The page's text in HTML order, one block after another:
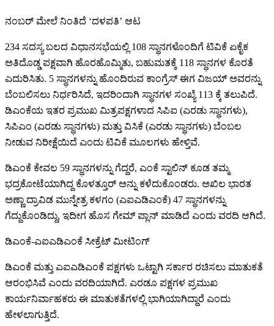
ನಂಬರ್​​​ ಮೇಲೆ ನಿಂತಿದೆ ‘ದಳಪತಿ’ ಆಟ
234 ಸದಸ್ಯ ಬಲದ ವಿಧಾನಸಭೆಯಲ್ಲಿ 108 ಸ್ಥಾನಗಳೊಂದಿಗೆ ಟಿವಿಕೆ ಏಕೈಕ
ಅತಿದೊಡ್ಡ ಪಕ್ಷವಾಗಿ ಹೊರಹೊಮ್ಮಿತು, ಬಹುಮತಕ್ಕೆ 118 ಸ್ಥಾನಗಳ ಕೊರತೆ
ಎದುರಿಸಿತು. 5 ಸ್ಥಾನಗಳನ್ನು ಹೊಂದಿರುವ ಕಾಂಗ್ರೆಸ್ ಈಗ ವಿಜಯ್ ಅವರನ್ನು
ಬೆಂಬಲಿಸಲು ನಿರ್ಧರಿಸಿದೆ, ಇದರಿಂದಾಗಿ ಸ್ಥಾನಗಳ ಸಂಖ್ಯೆ 113 ಕ್ಕೆ ತಲುಪಿದೆ.
ಡಿಎಂಕೆಯ ಇತರ ಪ್ರಮುಖ ಮಿತ್ರಪಕ್ಷಗಳಾದ ಸಿಪಿಐ (ಎರಡು ಸ್ಥಾನಗಳು),
ಸಿಪಿಎಂ (ಎರಡು ಸ್ಥಾನಗಳು) ಮತ್ತು ವಿಸಿಕೆ (ಎರಡು ಸ್ಥಾನಗಳು) ಬೆಂಬಲ
ನೀಡುವ ನಿರೀಕ್ಷೆಯಿದೆ ಎಂದು ಟಿವಿಕೆ ಮೂಲಗಳು ಹೇಳ್ತಿವೆ.
ಡಿಎಂಕೆ ಕೇವಲ 59 ಸ್ಥಾನಗಳನ್ನು ಗೆದ್ದರೆ, ಎಂಕೆ ಸ್ಟಾಲಿನ್ ಕೂಡ ತಮ್ಮ
ಭದ್ರಕೋಟೆಯಾಗಿದ್ದ ಕೊಳತ್ತೂರ್ ಅನ್ನು ಕಳೆದುಕೊಂಡರು. ಅಖಿಲ ಭಾರತ
ಅಣ್ಣಾ ದ್ರಾವಿಡ ಮುನ್ನೇತ್ರ ಕಳಗಂ (ಎಐಎಡಿಎಂಕೆ) 47 ಸ್ಥಾನಗಳನ್ನು
ಗೆದ್ದುಕೊಂಡಿದ್ದು, ಇದೀಗ ಹೊಸ ಗೇಮ್ ಪ್ಲಾನ್​ ಮಾಡಿದೆ ಎಂದು ವರದಿ ಆಗಿದೆ.
ಡಿಎಂಕೆ-ಎಐಎಡಿಎಂಕೆ ಸೀಕ್ರೆಟ್ ಮೀಟಿಂಗ್​
ಡಿಎಂಕೆ ಮತ್ತು ಎಐಎಡಿಎಂಕೆ ಪಕ್ಷಗಳು ಒಟ್ಟಾಗಿ ಸರ್ಕಾರ ರಚಿಸಲು ಮಾತುಕತೆ
ಆರಂಭಿಸಿವೆ ಎಂದು ವರದಿಯಾಗಿದೆ. ಎರಡೂ ಪಕ್ಷಗಳ ಪ್ರಮುಖ
ಕಾರ್ಯನಿರ್ವಾಹಕರು ಈ ಮಾತುಕತೆಗಳಲ್ಲಿ ಭಾಗಿಯಾಗಿದ್ದಾರೆ ಎಂದು
ಹೇಳಲಾಗುತ್ತಿದೆ.